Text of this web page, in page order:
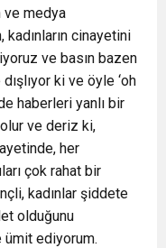
ve medya
kadınların cinayetini
ve basın bazen
ki ve öyle ‘oh
haberleri yanlı bir
ve deriz ki,
her
çok rahat bir
kadınlar şiddete
olduğunu
ümit ediyorum.